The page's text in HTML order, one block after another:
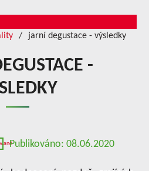
jarní degustace - výsledky
-
Publikováno: 08.06.2020